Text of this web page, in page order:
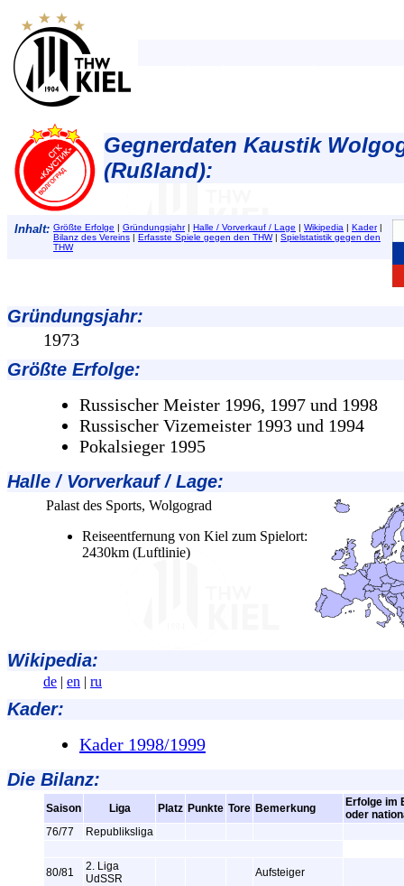
Gegnerdaten Kaustik
(Rußland):
Inhalt: Größte Erfolge | Gründungsjahr| Halle / Vorverkauf / Lage | Wikipedia | Kader|
Bilanz des Vereins | Erfasste Spiele gegen den THW| Spielstatistik gegen den
THW
Gründungsjahr:
1973
Größte Erfolge:
Russischer Meister 1996, 1997 und 1998
Russischer Vizemeister 1993 und 1994
Pokalsieger 1995
Halle / Vorverkauf / Lage:
Palast des Sports, Wolgograd
Reiseentfernung von Kiel zum Spielort:
2430km (Luftlinie)
Wikipedia:
de | en | ru
Kader:
Kader 1998/1999
Die Bilanz:
Saison Liga Platz Punkte Tore Bemerkung
Erfolge im
oder
76/77
Republiksliga
80/81
2. Liga
UdSSR
Aufsteiger